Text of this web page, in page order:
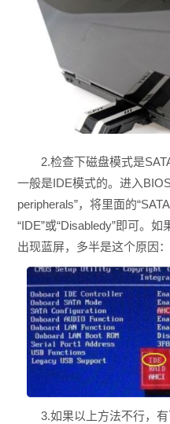
2.检查下磁盘模式是SATA
一般是IDE模式的。进入
peripherals”，将里面的
“IDE”或“Disabledy”即可。
出现蓝屏，多半是这个原因：
3.如果以上方法不行，有